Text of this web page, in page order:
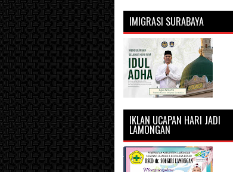
IMIGRASI SURABAYA
IKLAN UCAPAN HARI JADI
LAMONGAN